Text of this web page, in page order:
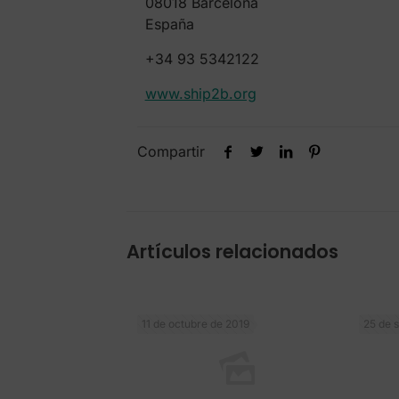
España
+34 93 5342122
www.ship2b.org
Compartir
Artículos relacionados
11 de octubre de 2019 25 de